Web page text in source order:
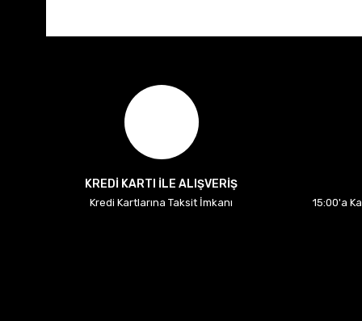
KREDİ KARTI İLE ALIŞVERİŞ
Kredi Kartlarına Taksit İmkanı
15:00'a